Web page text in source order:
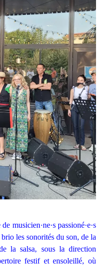
musicien·ne·s passioné·e·s
les sonorités du son, de la
la salsa, sous la direction
festif et ensoleillé, où